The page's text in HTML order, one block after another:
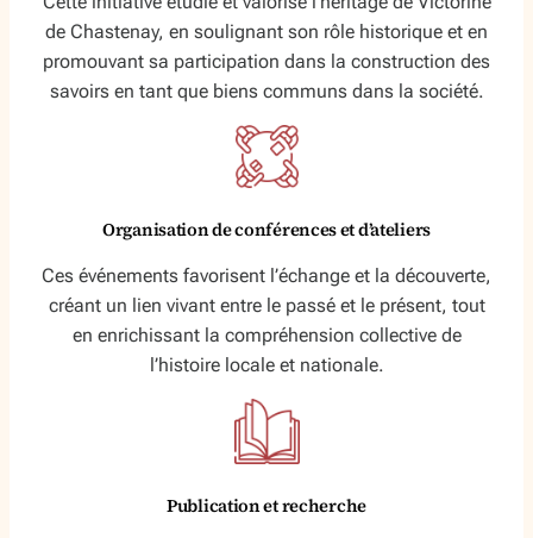
de Chastenay, en soulignant son rôle historique et en
promouvant sa participation dans la construction des
savoirs en tant que biens communs dans la société.
Organisation de conférences et d’ateliers
Ces événements favorisent l’échange et la découverte,
créant un lien vivant entre le passé et le présent, tout
en enrichissant la compréhension collective de
l’histoire locale et nationale.
Publication et recherche